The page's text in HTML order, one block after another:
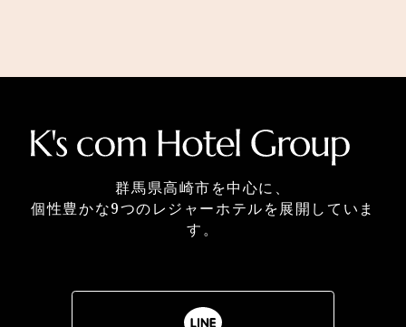
群馬県高崎市を中心に、
個性豊かな9つのレジャーホテルを展開していま
す。